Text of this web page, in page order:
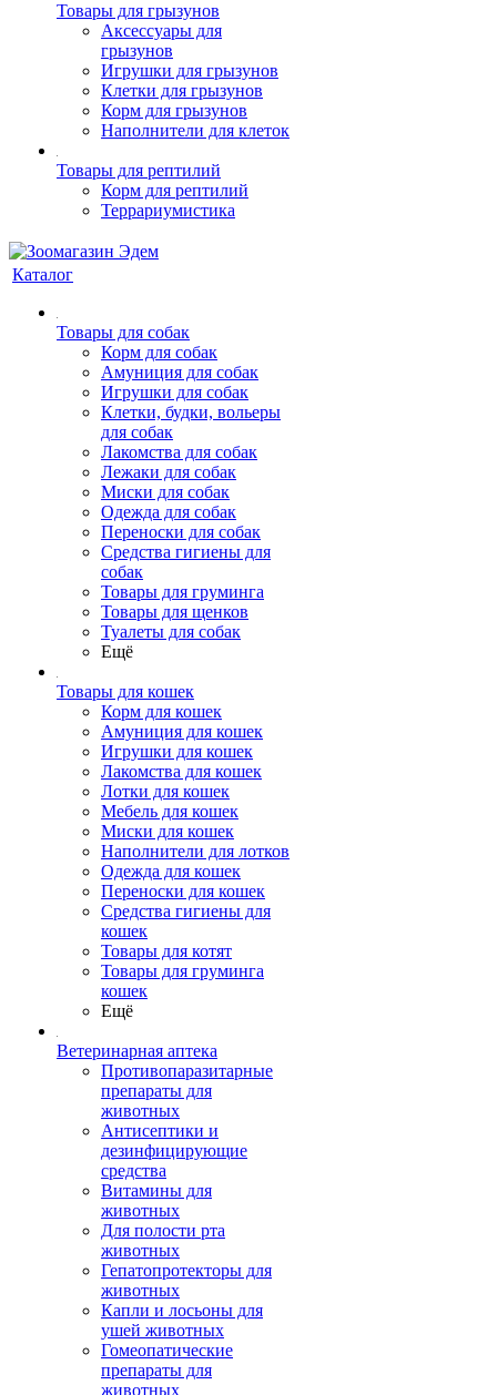
Товары для грызунов
Аксессуары для
грызунов
Игрушки для грызунов
Клетки для грызунов
Корм для грызунов
Наполнители для клеток
Товары для рептилий
Корм для рептилий
Террариумистика
Каталог
Товары для собак
Корм для собак
Амуниция для собак
Игрушки для собак
Клетки, будки, вольеры
для собак
Лакомства для собак
Лежаки для собак
Миски для собак
Одежда для собак
Переноски для собак
Средства гигиены для
собак
Товары для груминга
Товары для щенков
Туалеты для собак
Ещё
Товары для кошек
Корм для кошек
Амуниция для кошек
Игрушки для кошек
Лакомства для кошек
Лотки для кошек
Мебель для кошек
Миски для кошек
Наполнители для лотков
Одежда для кошек
Переноски для кошек
Средства гигиены для
кошек
Товары для котят
Товары для груминга
кошек
Ещё
Ветеринарная аптека
Противопаразитарные
препараты для
животных
Антисептики и
дезинфицирующие
средства
Витамины для
животных
Для полости рта
животных
Гепатопротекторы для
животных
Капли и лосьоны для
ушей животных
Гомеопатические
препараты для
животных